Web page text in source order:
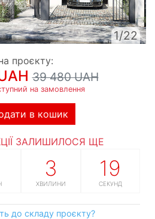
1/22
проєкту:
39 480 UAH
на замовлення
в кошик
ЗАЛИШИЛОСЯ ЩЕ
3
ХВИЛИНИ
18
СЕКУНД
до складу проєкту?